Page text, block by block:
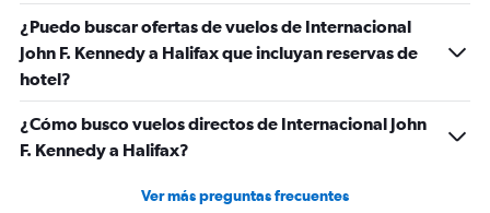
¿Puedo buscar ofertas de vuelos de Internacional
John F. Kennedy a Halifax que incluyan reservas de
hotel?
¿Cómo busco vuelos directos de Internacional John
F. Kennedy a Halifax?
Ver más preguntas frecuentes